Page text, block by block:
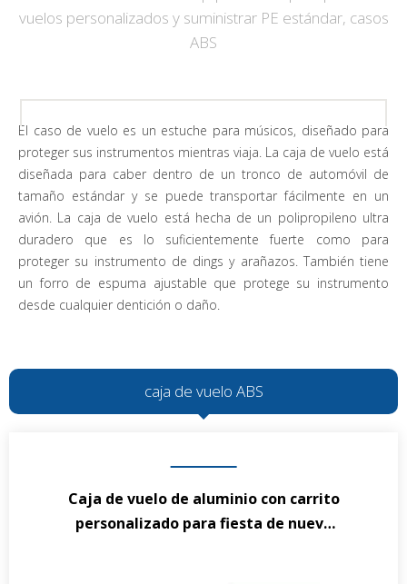
vuelos personalizados y suministrar PE estándar, casos
ABS
El caso de vuelo es un estuche para músicos, diseñado para
proteger sus instrumentos mientras viaja. La caja de vuelo está
diseñada para caber dentro de un tronco de automóvil de
tamaño estándar y se puede transportar fácilmente en un
avión. La caja de vuelo está hecha de un polipropileno ultra
duradero que es lo suficientemente fuerte como para
proteger su instrumento de dings y arañazos. También tiene
un forro de espuma ajustable que protege su instrumento
desde cualquier dentición o daño.
caja de vuelo ABS
Caja de vuelo de aluminio con carrito
personalizado para fiesta de nuevo